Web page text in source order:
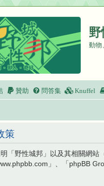
野
動物
贊助 問答集 Knuffel
策
「野性城邦」以及其相關網站
」、「phpBB